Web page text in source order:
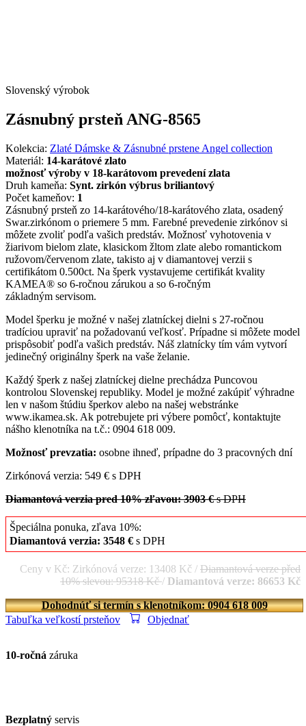
Slovenský výrobok
Zásnubný prsteň ANG-8565
Kolekcia: Zlaté Dámske & Zásnubné prstene Angel collection
Materiál: 14-karátové zlato
možnosť výroby v 18-karátovom prevedení zlata
Druh kameňa: Synt. zirkón výbrus briliantový
Počet kameňov: 1
Zásnubný prsteň zo 14-karátového/18-karátového zlata, osadený
Swar.zirkónom o priemere 5 mm. Farebné prevedenie zirkónov si
môžete zvoliť podľa vašich predstáv. Možnosť vyhotovenia v
žiarivom bielom zlate, klasickom žltom zlate alebo romantickom
ružovom/červenom zlate, takisto aj v diamantovej verzii s
certifikátom 0.500ct. Na šperk vystavujeme certifikát kvality
KAMEA® so 6-ročnou zárukou a so 6-ročným
základným servisom.
Model šperku je možné v našej zlatníckej dielni s 27-ročnou
tradíciou upraviť na požadovanú veľkosť. Prípadne si môžete model
prispôsobiť podľa vašich predstáv. Náš zlatnícky tím vám vytvorí
jedinečný originálny šperk na vaše želanie.
Každý šperk z našej zlatníckej dielne prechádza Puncovou
kontrolou Slovenskej republiky. Model je možné zakúpiť výhradne
len v našom štúdiu šperkov alebo na našej webstránke
www.ikamea.sk. Ak potrebujete pri výbere pomôcť, kontaktujte
nášho klenotníka na t.č.: 0904 618 009.
Možnosť prevzatia: osobne ihneď, prípadne do 3 pracovných dní
Zirkónová verzia: 549 € s DPH
Diamantová verzia pred 10% zľavou: 3903 €s DPH
Špeciálna ponuka, zľava 10%:
Diamantová verzia: 3548 € s DPH
Ceny v Kč: Zirkónová verze: 13408 Kč / Diamantová verze před
10% slevou: 95318 Kč/ Diamantová verze: 86653 Kč
Dohodnúť si termín s klenotníkom: 0904 618 009
Tabuľka veľkostí prsteňov
Objednať
10-ročná záruka
Bezplatný servis